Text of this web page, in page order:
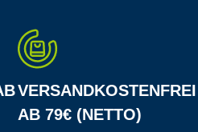
VERSANDKOSTENFREI
AB 79€ (NETTO)